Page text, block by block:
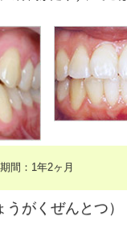
間：1年2ヶ月
うがくぜんとつ）